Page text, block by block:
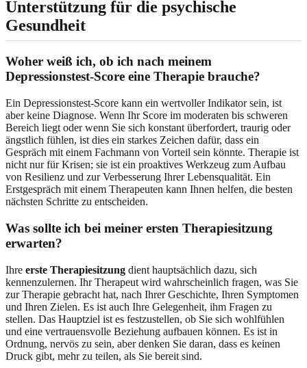
Unterstützung für die psychische
Gesundheit
Woher weiß ich, ob ich nach meinem
Depressionstest-Score eine Therapie brauche?
Ein Depressionstest-Score kann ein wertvoller Indikator sein, ist
aber keine Diagnose. Wenn Ihr Score im moderaten bis schweren
Bereich liegt oder wenn Sie sich konstant überfordert, traurig oder
ängstlich fühlen, ist dies ein starkes Zeichen dafür, dass ein
Gespräch mit einem Fachmann von Vorteil sein könnte. Therapie ist
nicht nur für Krisen; sie ist ein proaktives Werkzeug zum Aufbau
von Resilienz und zur Verbesserung Ihrer Lebensqualität. Ein
Erstgespräch mit einem Therapeuten kann Ihnen helfen, die besten
nächsten Schritte zu entscheiden.
Was sollte ich bei meiner ersten Therapiesitzung
erwarten?
Ihre erste Therapiesitzung dient hauptsächlich dazu, sich
kennenzulernen. Ihr Therapeut wird wahrscheinlich fragen, was Sie
zur Therapie gebracht hat, nach Ihrer Geschichte, Ihren Symptomen
und Ihren Zielen. Es ist auch Ihre Gelegenheit, ihm Fragen zu
stellen. Das Hauptziel ist es festzustellen, ob Sie sich wohlfühlen
und eine vertrauensvolle Beziehung aufbauen können. Es ist in
Ordnung, nervös zu sein, aber denken Sie daran, dass es keinen
Druck gibt, mehr zu teilen, als Sie bereit sind.